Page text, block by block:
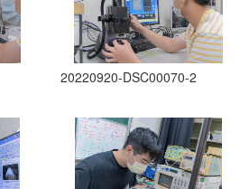
20220920-DSC00070-2